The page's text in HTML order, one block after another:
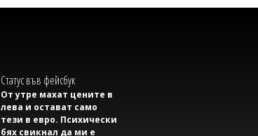
Михаил ДИМИТРОВ
AI започна да прави неща, които
никой не му е разрешавал
Статус във фейсбук
От утре махат цените в
лева и остават само
тези в евро. Психически
бях свикнал да ми е